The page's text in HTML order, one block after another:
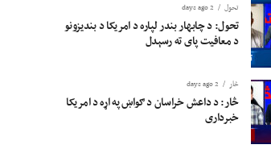
تحول 2 days ago
تحول: د چابهار بندر لپاره د امریکا د بندیزونو
د معافیت پای ته رسېدل
څار 2 days ago
څار: د داعش خراسان د ګواښ په اړه د امریکا
خبرداری